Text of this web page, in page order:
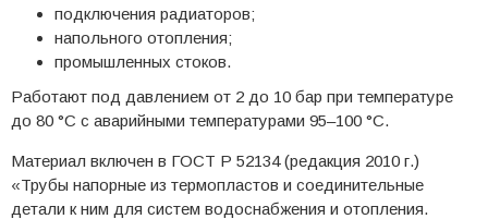
подключения радиаторов;
напольного отопления;
промышленных стоков.
Работают под давлением от 2 до 10 бар при температуре
до 80 °C с аварийными температурами 95–100 °C.
Материал включен в ГОСТ Р 52134 (редакция 2010 г.)
«Трубы напорные из термопластов и соединительные
детали к ним для систем водоснабжения и отопления.